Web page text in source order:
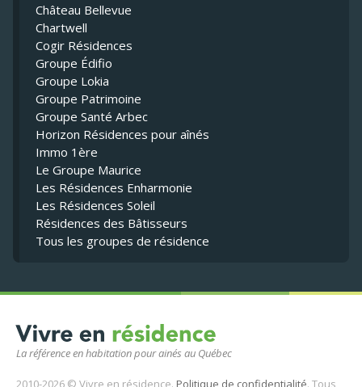
La référence en habitation pour ainés au Québec
2010-2026 © Vivre en résidence. Politique de confidentialité. Tous
Château Bellevue
Chartwell
Cogir Résidences
Groupe Édifio
Groupe Lokia
Groupe Patrimoine
Groupe Santé Arbec
Horizon Résidences pour aînés
Immo 1ère
Le Groupe Maurice
Les Résidences Enharmonie
Les Résidences Soleil
Résidences des Bâtisseurs
Tous les groupes de résidence